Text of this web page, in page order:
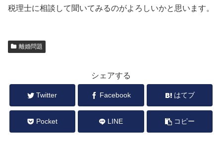
税理士に相談して聞いてみるのがよろしいかと思います。
離婚問題
シェアする
Twitter Facebook はてブ
Pocket LINE コピー